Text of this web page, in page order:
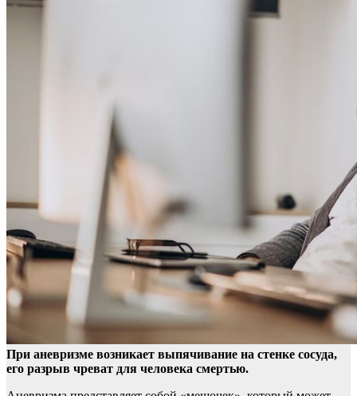
При аневризме возникает выпячивание на стенке сосуда,
его разрыв чреват для человека смертью.